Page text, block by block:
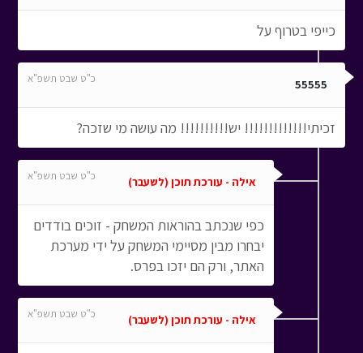
כייפי בטרוף על
55555 כ"ט שבט תשפ"א
זכיתי!!!!!!!!!!!!! יש!!!!!!!!!! מה עושה מי שזכה?
אילה - עורכת תוכן (לשעבר) כ"ט שבט תשפ"א
כפי שנכתב בהוראות המשחק - זוכים בודדים
יבחרו מבין מסיימי המשחק על ידי מערכת
האתר, ורק הם יזכו בפרס.
אילה - עורכת תוכן (לשעבר) כ"ט שבט תשפ"א